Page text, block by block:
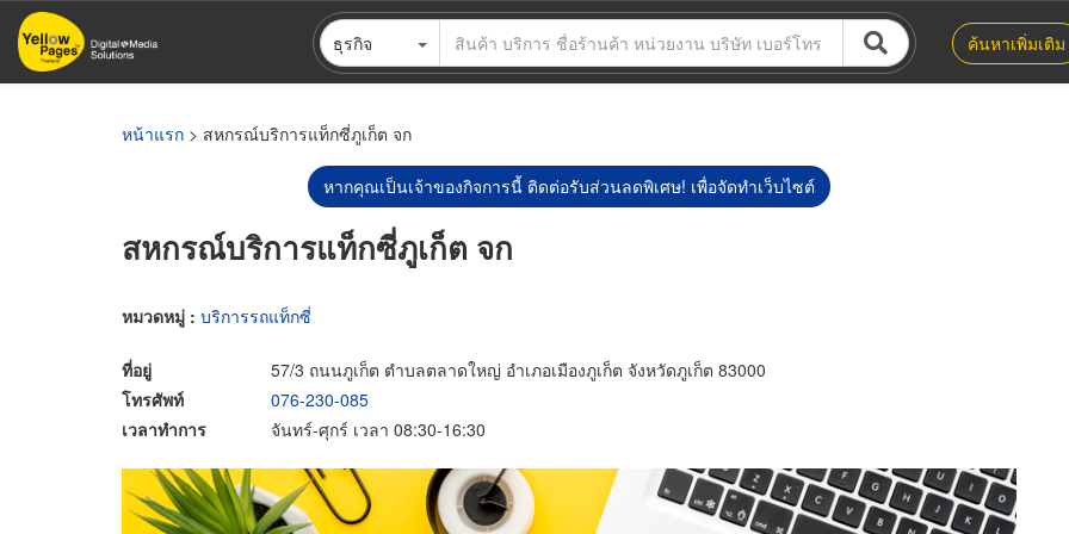
ข้าม
ไป
ธุรกิจ ค้นหาเพิ่มเติม
หน้าแรก > สหกรณ์บริการแท็กซี่ภูเก็ต จก
หากคุณเป็นเจ้าของกิจการนี้ ติดต่อรับส่วนลดพิเศษ! เพื่อจัดทำเว็บไซต์
สหกรณ์บริการแท็กซี่ภูเก็ต จก
หมวดหมู่ : บริการรถแท็กซี่
ที่อยู่
57/3 ถนนภูเก็ต ตำบลตลาดใหญ่ อำเภอเมืองภูเก็ต จังหวัดภูเก็ต 83000
โทรศัพท์
076-230-085
เวลาทำการ
จันทร์-ศุกร์ เวลา 08:30-16:30